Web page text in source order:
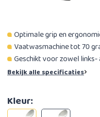
Optimale grip en
Vaatwasmachine tot 70
Geschikt voor zowel
Bekijk alle specificaties
Kleur: